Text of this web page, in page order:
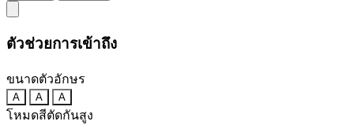
ตัวช่วยการเข้าถึง
ขนาดตัวอักษร
A A A
โหมดสีตัดกันสูง